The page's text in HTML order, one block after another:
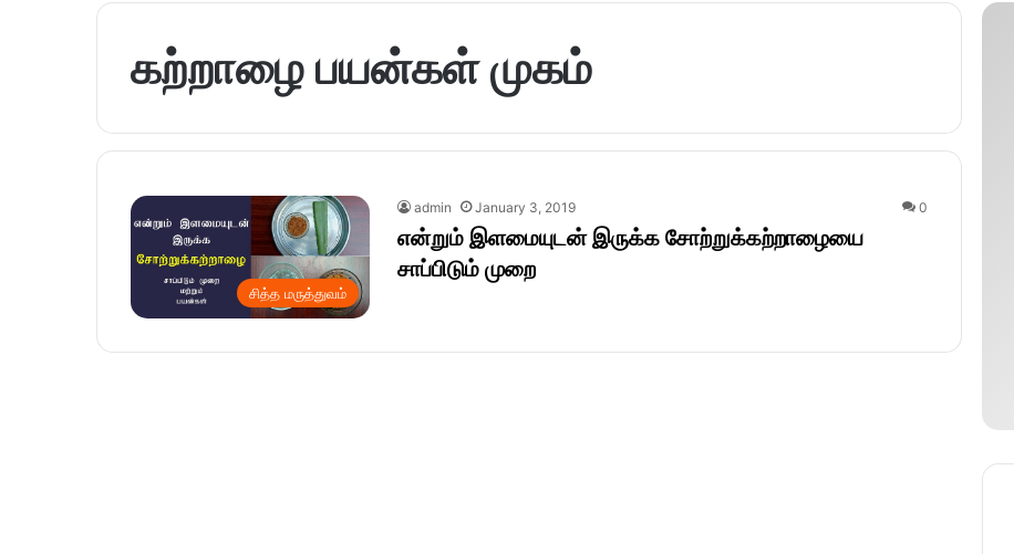
கற்றாழை பயன்கள் முகம்
சித்த மருத்துவம்
admin January 3, 2019 0
என்றும் இளமையுடன் இருக்க சோற்றுக்கற்றாழையை
சாப்பிடும் முறை